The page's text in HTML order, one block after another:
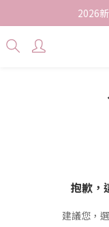
2026
抱歉，
建議您，